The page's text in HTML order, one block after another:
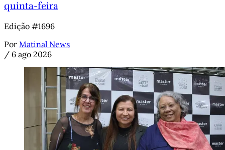
Porto Alegre, 1890-91: A escola brasileira, de
Anchieta e Cecília Corseuil du Pasquier
quinta-feira
Edição #1696
Por Matinal News
/ 6 ago 2026